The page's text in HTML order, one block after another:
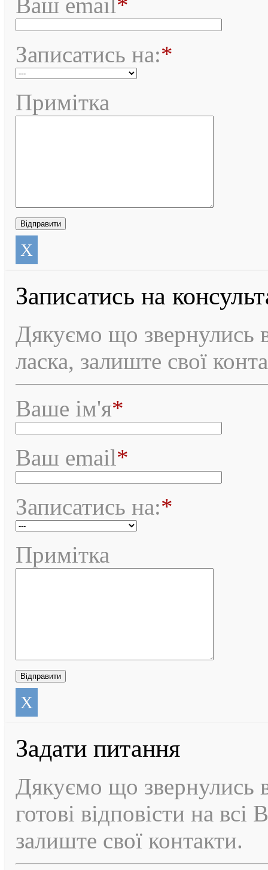
Ваш email*
Записатись на:*
Примітка
X
Записатись на
Дякуємо що звернулись
ласка, залиште свої
Ваше ім'я*
Ваш email*
Записатись на:*
Примітка
X
Задати питання
Дякуємо що звернулись
готові відповісти на
залиште свої контакти.